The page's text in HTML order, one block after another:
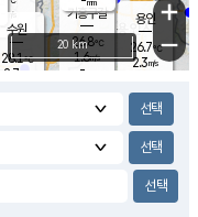
용인
26.7℃
2.3m/s
m/s
mm
기흥구갈
26.8℃
1.6m/s
-
수원
28.1℃
2.7 m/s
+
−
20 km